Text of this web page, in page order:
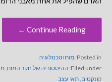
Continue Reading ←
Posted in: מוח וטכנולוגיה
Filed under: ההיסטוריה של חקר המוח,
קונקטום,תאי עצב